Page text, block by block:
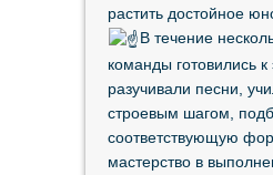
растить достойное
В течение
команды готовились
разучивали песни,
строевым шагом,
соответствующую
мастерство в